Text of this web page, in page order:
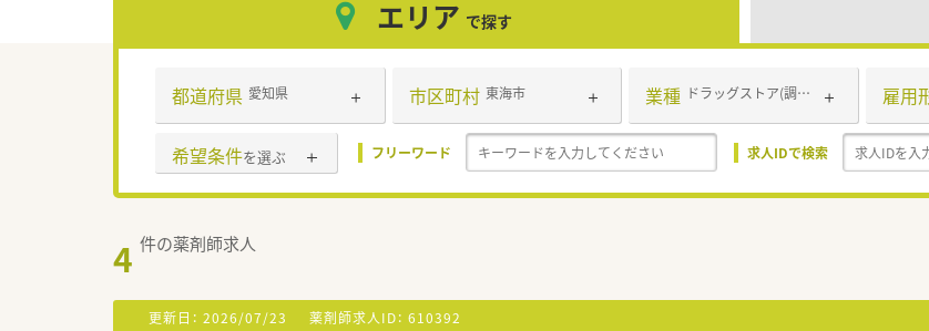
エリア で探す
都道府県 愛知県 市区町村 東海市 業種 ドラッグストア(調剤あり) 雇用
希望条件を選ぶ フリーワード 求人IDで検索
4 件の薬剤師求人
更新日： 2026/07/23 薬剤師求人ID： 610392